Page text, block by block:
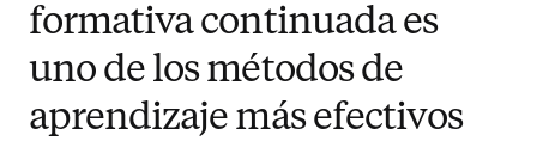
formativa continuada es
uno de los métodos de
aprendizaje más efectivos